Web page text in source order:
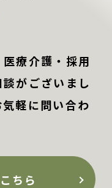
療介護・採用
がございまし
軽に問い合わ
ちら